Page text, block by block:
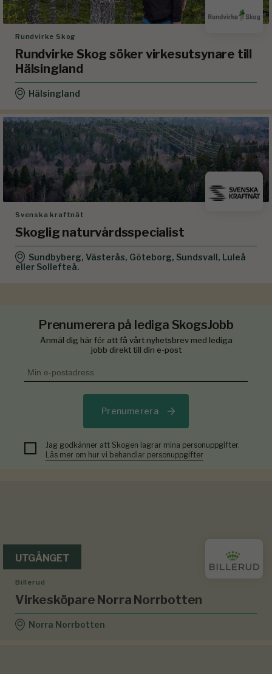
Rundvirke Skog
Rundvirke Skog söker virkesutsynare till
Hälsingland
Hälsingland
Svenska kraftnät
Skoglig naturvårdsspecialist
Sundbyberg, Västerås, Göteborg, Sundsvall, Luleå
eller Sollefteå.
Prenumerera på lediga SkogsJobb
Anmäl dig här för att få vårt nyhetsbrev med lediga
jobb direkt till din e-post
Prenumerera
Jag godkänner att Skogen lagrar mina personuppgifter.
Läs mer om hur vi behandlar personuppgifter
UTGÅNGET
Billerud
Virkesköpare Norra Norrbotten
Norra Norrbotten